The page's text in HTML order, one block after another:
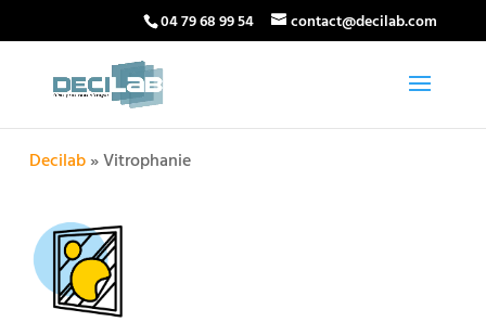
04 79 68 99 54 contact@decilab.com
Decilab»Vitrophanie